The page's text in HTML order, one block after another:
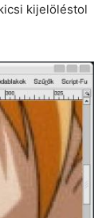
kijelöléstol